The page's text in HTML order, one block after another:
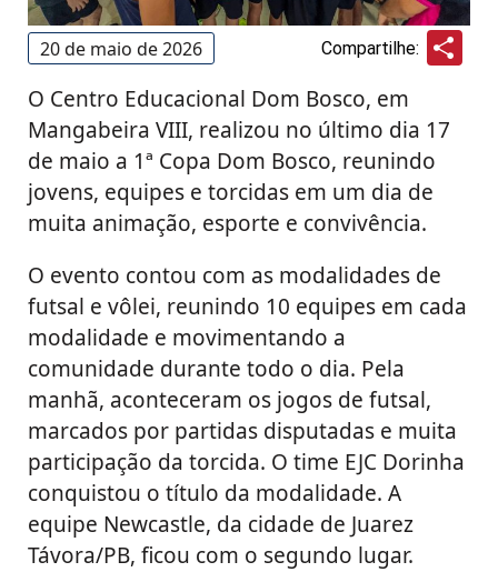
20 de maio de 2026 Compartilhe:
O Centro Educacional Dom Bosco, em
Mangabeira VIII, realizou no último dia 17
de maio a 1ª Copa Dom Bosco, reunindo
jovens, equipes e torcidas em um dia de
muita animação, esporte e convivência.
O evento contou com as modalidades de
futsal e vôlei, reunindo 10 equipes em cada
modalidade e movimentando a
comunidade durante todo o dia. Pela
manhã, aconteceram os jogos de futsal,
marcados por partidas disputadas e muita
participação da torcida. O time EJC Dorinha
conquistou o título da modalidade. A
equipe Newcastle, da cidade de Juarez
Távora/PB, ficou com o segundo lugar.